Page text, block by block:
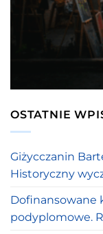
OSTATNIE
Giżycczanin
Historyczny
Dofinansowane
podyplomowe.